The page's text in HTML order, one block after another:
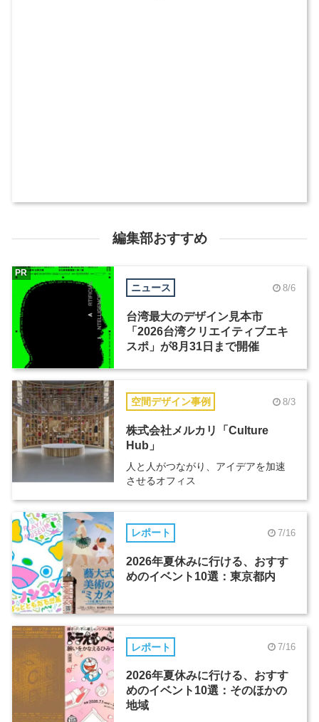
編集部おすすめ
ニュース 8/6
台湾最大のデザイン見本市
「2026台湾クリエイティブエキ
スポ」が8月31日まで開催
PR
空間デザイン事例 8/3
株式会社メルカリ「Culture
Hub」
人と人がつながり、アイデアを加速
させるオフィス
レポート 7/16
2026年夏休みに行ける、おすす
めのイベント10選：東京都内
レポート 7/16
2026年夏休みに行ける、おすす
めのイベント10選：そのほかの
地域